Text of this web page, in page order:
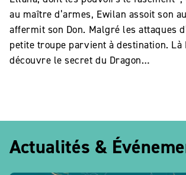
au maître d’armes, Ewilan assoit son
affermit son Don. Malgré les attaques
petite troupe parvient à destination. Là
découvre le secret du Dragon…
Actualités &